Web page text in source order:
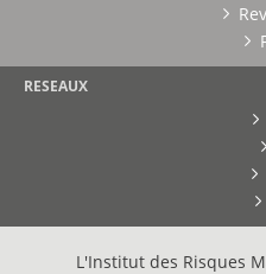
RESEAUX
L'Institut des Risques